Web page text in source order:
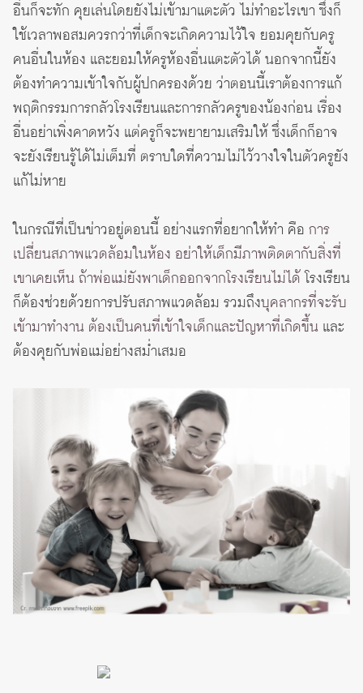
อื่นก็จะทัก คุยเล่นโดยยังไม่เข้ามาแตะตัว ไม่ทำอะไรเขา ซึ่งก็
ใช้เวลาพอสมควรกว่าที่เด็กจะเกิดความไว้ใจ ยอมคุยกับครู
คนอื่นในห้อง และยอมให้ครูห้องอื่นแตะตัวได้ นอกจากนี้ยัง
ต้องทำความเข้าใจกับผู้ปกครองด้วย ว่าตอนนี้เราต้องการแก้
พฤติกรรมการกลัวโรงเรียนและการกลัวครูของน้องก่อน เรื่อง
อื่นอย่าเพิ่งคาดหวัง แต่ครูก็จะพยายามเสริมให้ ซึ่งเด็กก็อาจ
จะยังเรียนรู้ได้ไม่เต็มที่ ตราบใดที่ความไม่ไว้วางใจในตัวครูยัง
แก้ไม่หาย
ในกรณีที่เป็นข่าวอยู่ตอนนี้ อย่างแรกที่อยากให้ทำ คือ การ
เปลี่ยนสภาพแวดล้อมในห้อง อย่าให้เด็กมีภาพติดตากับสิ่งที่
เขาเคยเห็น ถ้าพ่อแม่ยังพาเด็กออกจากโรงเรียนไม่ได้โรงเรียน
ก็ต้องช่วยด้วยการปรับสภาพแวดล้อม รวมถึงบุคลากรที่จะรับ
เข้ามาทำงาน ต้องเป็นคนที่เข้าใจเด็กและปัญหาที่เกิดขึ้น และ
ต้องคุยกับพ่อแม่อย่างสม่ำเสมอ